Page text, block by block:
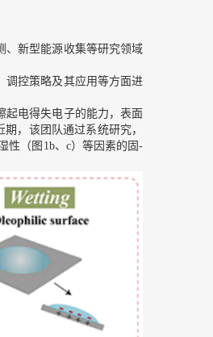
新型能源收集等研究领域
控策略及其应用等方面进
电得失电子的能力，表面
，该团队通过系统研究，
性（图 1b、c）等因素的固-